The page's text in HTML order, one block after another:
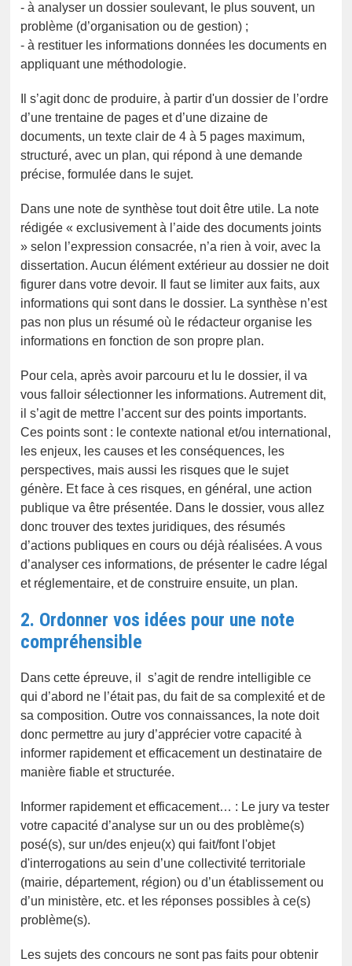
- à analyser un dossier soulevant, le plus souvent, un
problème (d’organisation ou de gestion) ;
- à restituer les informations données les documents en
appliquant une méthodologie.
Il s’agit donc de produire, à partir d'un dossier de l’ordre
d’une trentaine de pages et d’une dizaine de
documents, un texte clair de 4 à 5 pages maximum,
structuré, avec un plan, qui répond à une demande
précise, formulée dans le sujet.
Dans une note de synthèse tout doit être utile. La note
rédigée « exclusivement à l’aide des documents joints
» selon l’expression consacrée, n’a rien à voir, avec la
dissertation. Aucun élément extérieur au dossier ne doit
figurer dans votre devoir. Il faut se limiter aux faits, aux
informations qui sont dans le dossier. La synthèse n’est
pas non plus un résumé où le rédacteur organise les
informations en fonction de son propre plan.
Pour cela, après avoir parcouru et lu le dossier, il va
vous falloir sélectionner les informations. Autrement dit,
il s’agit de mettre l’accent sur des points importants.
Ces points sont : le contexte national et/ou international,
les enjeux, les causes et les conséquences, les
perspectives, mais aussi les risques que le sujet
génère. Et face à ces risques, en général, une action
publique va être présentée. Dans le dossier, vous allez
donc trouver des textes juridiques, des résumés
d’actions publiques en cours ou déjà réalisées. A vous
d’analyser ces informations, de présenter le cadre légal
et réglementaire, et de construire ensuite, un plan.
2. Ordonner vos idées pour une note
compréhensible
Dans cette épreuve, il s’agit de rendre intelligible ce
qui d’abord ne l’était pas, du fait de sa complexité et de
sa composition. Outre vos connaissances, la note doit
donc permettre au jury d’apprécier votre capacité à
informer rapidement et efficacement un destinataire de
manière fiable et structurée.
Informer rapidement et efficacement… : Le jury va tester
votre capacité d’analyse sur un ou des problème(s)
posé(s), sur un/des enjeu(x) qui fait/font l'objet
d'interrogations au sein d’une collectivité territoriale
(mairie, département, région) ou d’un établissement ou
d’un ministère, etc. et les réponses possibles à ce(s)
problème(s).
Les sujets des concours ne sont pas faits pour obtenir